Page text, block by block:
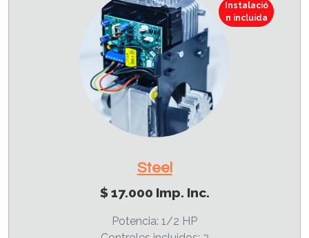
Instalació
n incluida
Steel
$ 17.000 Imp. Inc.
Potencia: 1/2 HP